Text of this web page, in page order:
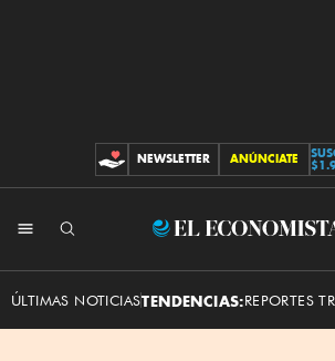
CONTRIBUCIONES
NEWSLETTER ANÚNCIATE
El
ÚLTIMAS NOTICIASTENDENCIAS:REPORTES